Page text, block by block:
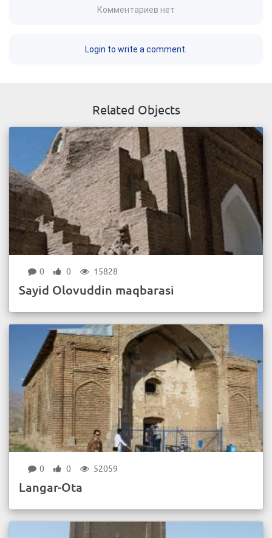
Комментариев нет
Login to write a comment.
Related Objects
0 0 15828
Sayid Olovuddin maqbarasi
0 0 52059
Langar-Ota